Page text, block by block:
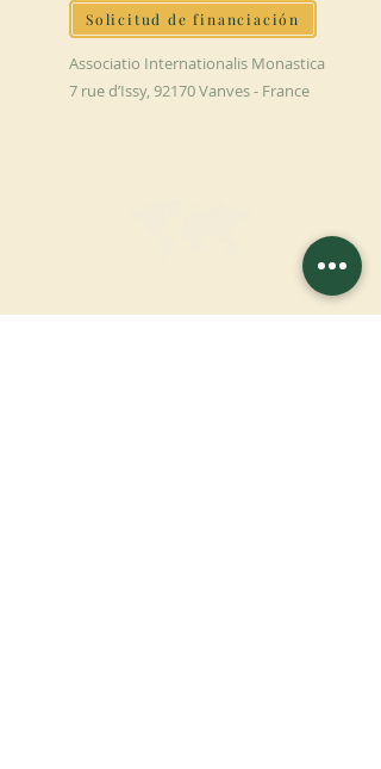
Solicitud de financiación
Associatio Internationalis Monastica
7 rue d’Issy, 92170 Vanves - France